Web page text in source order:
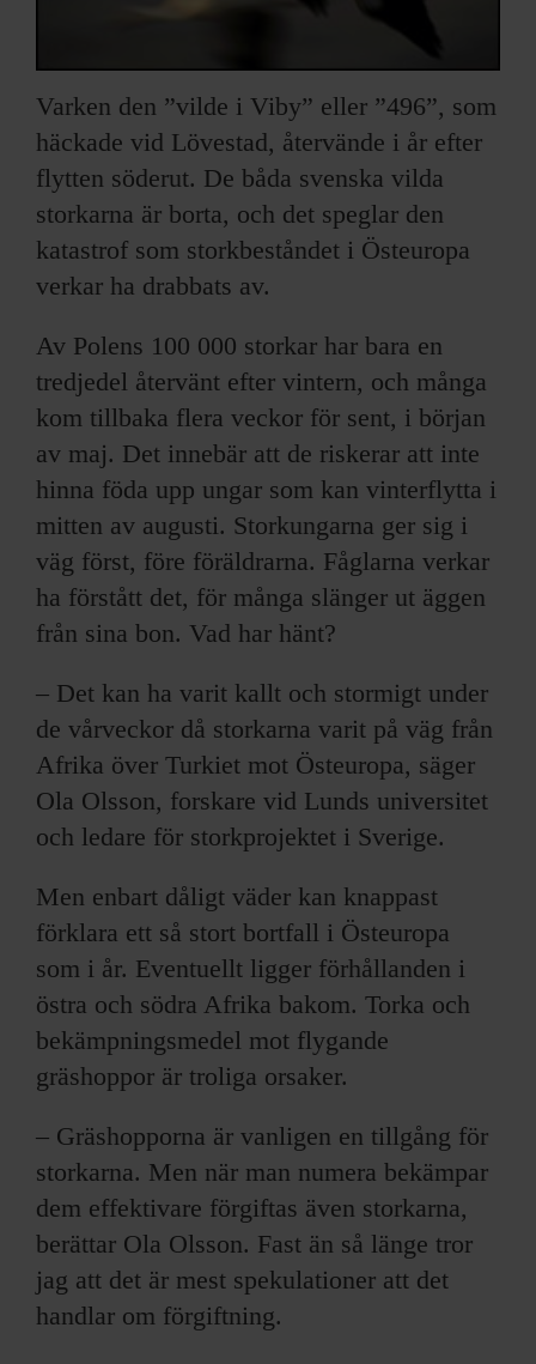
OM F&F
Varken den ”vilde i Viby” eller ”496”, som
häckade vid Lövestad, återvände i år efter
flytten söderut. De båda svenska vilda
storkarna är borta, och det speglar den
katastrof som storkbeståndet i Östeuropa
verkar ha drabbats av.
Av Polens 100 000 storkar har bara en
tredjedel återvänt efter vintern, och många
kom tillbaka flera veckor för sent, i början
av maj. Det innebär att de riskerar att inte
hinna föda upp ungar som kan vinterflytta i
mitten av augusti. Storkungarna ger sig i
väg först, före föräldrarna. Fåglarna verkar
ha förstått det, för många slänger ut äggen
från sina bon. Vad har hänt?
– Det kan ha varit kallt och stormigt under
de vårveckor då storkarna varit på väg från
Afrika över Turkiet mot Östeuropa, säger
Ola Olsson, forskare vid Lunds universitet
och ledare för storkprojektet i Sverige.
Men enbart dåligt väder kan knappast
förklara ett så stort bortfall i Östeuropa
som i år. Eventuellt ligger förhållanden i
östra och södra Afrika bakom. Torka och
bekämpningsmedel mot flygande
gräshoppor är troliga orsaker.
– Gräshopporna är vanligen en tillgång för
storkarna. Men när man numera bekämpar
dem effektivare förgiftas även storkarna,
berättar Ola Olsson. Fast än så länge tror
jag att det är mest spekulationer att det
handlar om förgiftning.